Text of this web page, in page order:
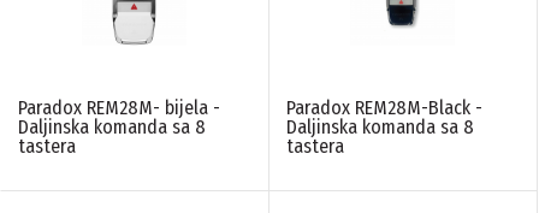
Paradox REM28M- bijela -
Daljinska komanda sa 8
tastera
Paradox REM28M-Black -
Daljinska komanda sa 8
tastera